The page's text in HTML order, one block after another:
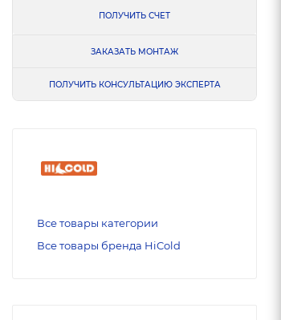
ПОЛУЧИТЬ СЧЕТ
ЗАКАЗАТЬ МОНТАЖ
ПОЛУЧИТЬ КОНСУЛЬТАЦИЮ ЭКСПЕРТА
Все товары категории
Все товары бренда HiCold